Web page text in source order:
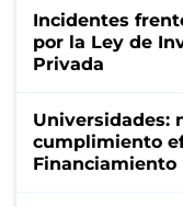
Incidentes
por la Ley de
Privada
Universidades:
cumplimiento
Financiamiento